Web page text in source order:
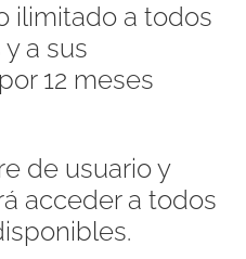
ilimitado a todos
a sus
12 meses
de usuario y
acceder a todos